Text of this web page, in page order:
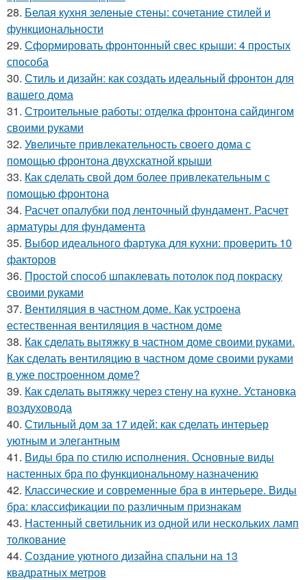
28. Белая кухня зеленые стены: сочетание стилей и
функциональности
29. Сформировать фронтонный свес крыши: 4 простых
способа
30. Стиль и дизайн: как создать идеальный фронтон для
вашего дома
31. Строительные работы: отделка фронтона сайдингом
своими руками
32. Увеличьте привлекательность своего дома с
помощью фронтона двухскатной крыши
33. Как сделать свой дом более привлекательным с
помощью фронтона
34. Расчет опалубки под ленточный фундамент. Расчет
арматуры для фундамента
35. Выбор идеального фартука для кухни: проверить 10
факторов
36. Простой способ шпаклевать потолок под покраску
своими руками
37. Вентиляция в частном доме. Как устроена
естественная вентиляция в частном доме
38. Как сделать вытяжку в частном доме своими руками.
Как сделать вентиляцию в частном доме своими руками
в уже построенном доме?
39. Как сделать вытяжку через стену на кухне. Установка
воздуховода
40. Стильный дом за 17 идей: как сделать интерьер
уютным и элегантным
41. Виды бра по стилю исполнения. Основные виды
настенных бра по функциональному назначению
42. Классические и современные бра в интерьере. Виды
бра: классификации по различным признакам
43. Настенный светильник из одной или нескольких ламп
толкование
44. Создание уютного дизайна спальни на 13
квадратных метров